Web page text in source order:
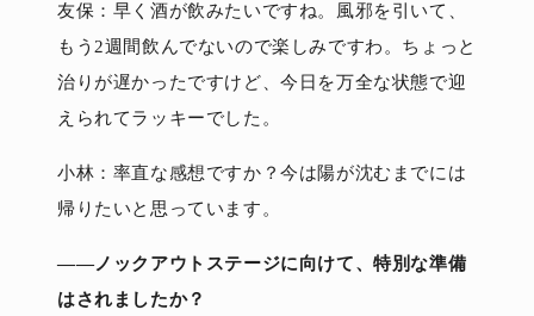
友保：早く酒が飲みたいですね。風邪を引いて、
もう2週間飲んでないので楽しみですわ。ちょっと
治りが遅かったですけど、今日を万全な状態で迎
えられてラッキーでした。
小林：率直な感想ですか？今は陽が沈むまでには
帰りたいと思っています。
――ノックアウトステージに向けて、特別な準備
はされましたか？